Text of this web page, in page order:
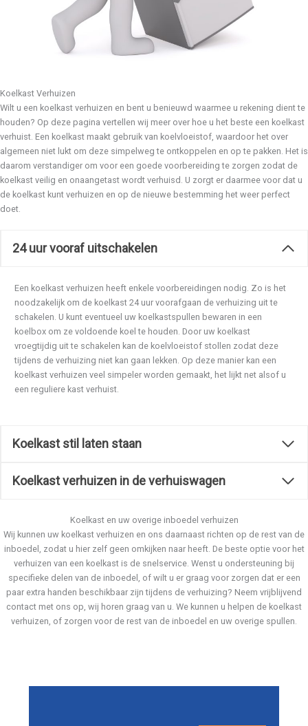
Koelkast Verhuizen
Wilt u een koelkast verhuizen en bent u benieuwd waarmee u rekening dient te
houden? Op deze pagina vertellen wij meer over hoe u het beste een koelkast
verhuist. Een koelkast maakt gebruik van koelvloeistof, waardoor het over
algemeen niet lukt om deze simpelweg te ontkoppelen en op te pakken. Het is
daarom verstandiger om voor een goede voorbereiding te zorgen zodat de
koelkast veilig en onaangetast wordt verhuisd. U zorgt er daarmee voor dat u
de koelkast kunt verhuizen en op de nieuwe bestemming het weer perfect
doet.
24 uur vooraf uitschakelen
Een koelkast verhuizen heeft enkele voorbereidingen nodig. Zo is het
noodzakelijk om de koelkast 24 uur voorafgaan de verhuizing uit te
schakelen. U kunt eventueel uw koelkastspullen bewaren in een
koelbox om ze voldoende koel te houden. Door uw koelkast
vroegtijdig uit te schakelen kan de koelvloeistof stollen zodat deze
tijdens de verhuizing niet kan gaan lekken. Op deze manier kan een
koelkast verhuizen veel simpeler worden gemaakt, het lijkt net alsof u
een reguliere kast verhuist.
Koelkast stil laten staan
Koelkast verhuizen in de verhuiswagen
Koelkast en uw overige inboedel verhuizen
Wij kunnen uw koelkast verhuizen en ons daarnaast richten op de rest van de
inboedel, zodat u hier zelf geen omkijken naar heeft. De beste optie voor het
verhuizen van een koelkast is de snelservice. Wenst u ondersteuning bij
specifieke delen van de inboedel, of wilt u er graag voor zorgen dat er een
paar extra handen beschikbaar zijn tijdens de verhuizing? Neem vrijblijvend
contact met ons op, wij horen graag van u. We kunnen u helpen de koelkast
verhuizen, of zorgen voor de rest van de inboedel en uw overige spullen.